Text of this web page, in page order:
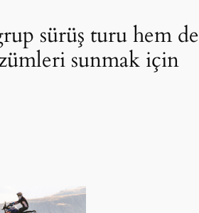
sürüş turu hem de
sunmak için